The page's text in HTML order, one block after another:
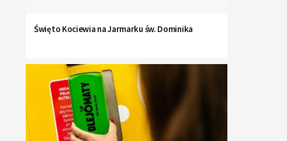
Święto Kociewia na Jarmarku św. Dominika